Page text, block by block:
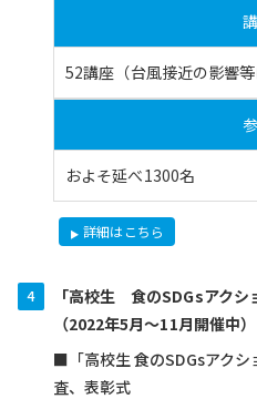
52講座（台風接近の影響
およそ延べ1300名
詳細はこちら
「高校生 食のSDGsアク
（2022年5月～11月開催中）
■「高校生 食のSDGsアク
査、表彰式